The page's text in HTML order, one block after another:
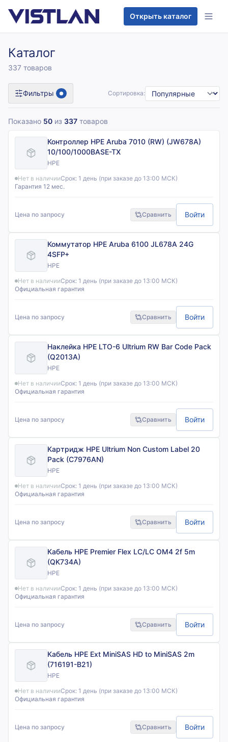
Открыть каталог
Каталог
337 товаров
Фильтры ● Сортировка:
Показано 50 из 337 товаров
Контроллер HPE Aruba 7010 (RW) (JW678A)
10/100/1000BASE-TX
HPE
Нет в наличииСрок: 1 день (при заказе до 13:00 МСК)
Гарантия 12 мес.
Цена по запросу Сравнить Войти
Коммутатор HPE Aruba 6100 JL678A 24G
4SFP+
HPE
Нет в наличииСрок: 1 день (при заказе до 13:00 МСК)
Официальная гарантия
Цена по запросу Сравнить Войти
Наклейка HPE LTO-6 Ultrium RW Bar Code Pack
(Q2013A)
HPE
Нет в наличииСрок: 1 день (при заказе до 13:00 МСК)
Официальная гарантия
Цена по запросу Сравнить Войти
Картридж HPE Ultrium Non Custom Label 20
Pack (C7976AN)
HPE
Нет в наличииСрок: 1 день (при заказе до 13:00 МСК)
Официальная гарантия
Цена по запросу Сравнить Войти
Кабель HPE Premier Flex LC/LC OM4 2f 5m
(QK734A)
HPE
Нет в наличииСрок: 1 день (при заказе до 13:00 МСК)
Официальная гарантия
Цена по запросу Сравнить Войти
Кабель HPE Ext MiniSAS HD to MiniSAS 2m
(716191-B21)
HPE
Нет в наличииСрок: 1 день (при заказе до 13:00 МСК)
Официальная гарантия
Цена по запросу Сравнить Войти